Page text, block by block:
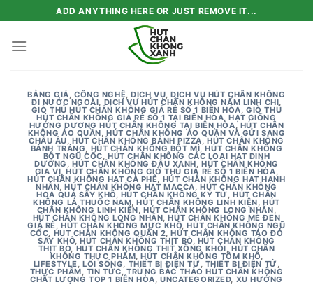
to
content
ADD ANYTHING HERE OR JUST REMOVE IT...
BẢNG GIÁ,CÔNG NGHỆ,DỊCH VỤ,DỊCH VỤ HÚT CHÂN KHÔNG
ĐI NƯỚC NGOÀI, DỊCH VỤ HÚT CHÂN KHÔNG NẤM LINH CHI,
GIÒ THỦ HÚT CHÂN KHÔNG GIÁ RẺ SỐ 1 BIÊN HÒA,GIÒ THỦ
HÚT CHÂN KHÔNG GIÁ RẺ SỐ 1 TẠI BIÊN HÒA,HẠT GIỐNG
HƯỚNG DƯƠNG HÚT CHÂN KHÔNG TẠI BIÊN HÒA, HÚT CHÂN
KHÔNG ÁO QUẦN,HÚT CHÂN KHÔNG ÁO QUẦN VÀ GỬI SANG
CHÂU ÂU,HÚT CHÂN KHÔNG BÁNH PIZZA,HÚT CHÂN KHÔNG
BÁNH TRÁNG, HÚT CHÂN KHÔNG BỘT MÌ,HÚT CHÂN KHÔNG
BỘT NGŨ CỐC,HÚT CHÂN KHÔNG CÁC LOẠI HẠT DINH
DƯỠNG ,HÚT CHÂN KHÔNG ĐẬU XANH,HÚT CHÂN KHÔNG
GIA VỊ,HÚT CHÂN KHÔNG GIÒ THỦ GIÁ RẺ SỐ 1 BIÊN HÒA,
HÚT CHÂN KHÔNG HẠT CÀ PHÊ, HÚT CHÂN KHÔNG HẠT HẠNH
NHÂN,HÚT CHÂN KHÔNG HẠT MACCA,HÚT CHÂN KHÔNG
HOA QUẢ SẤY KHÔ, HÚT CHÂN KHÔNG KỶ TỬ ,HÚT CHÂN
KHÔNG LÁ THUỐC NAM,HÚT CHÂN KHÔNG LINH KIỆN,HÚT
CHÂN KHÔNG LINH KIỆN,HÚT CHÂN KHÔNG LONG NHÃN,
HÚT CHÂN KHÔNG LONG NHÃN,HÚT CHÂN KHÔNG MÈ ĐEN
GIÁ RẺ, HÚT CHÂN KHÔNG MỰC KHÔ,HÚT CHÂN KHÔNG NGŨ
CỐC, HUT CHÂN KHÔNG QUẬN 2,HÚT CHÂN KHÔNG TÁO ĐỎ
SẤY KHÔ,HÚT CHÂN KHÔNG THỊT BÒ, HÚT CHÂN KHÔNG
THỊT BÒ, HÚT CHÂN KHÔNG THỊT XÔNG KHÓI, HÚT CHÂN
KHÔNG THỰC PHẨM,HÚT CHÂN KHÔNG TÔM KHÔ,
LIFESTYLE, LỐI SỐNG, THIẾT BỊ ĐIỆN TỬ , THIẾT BỊ ĐIỆN TỬ ,
THỰC PHẨM, TIN TỨC, TRỨNG BẮC THẢO HÚT CHÂN KHÔNG
CHẤT LƯỢNG TOP 1 BIÊN HÒA,UNCATEGORIZED, XU HƯỚNG